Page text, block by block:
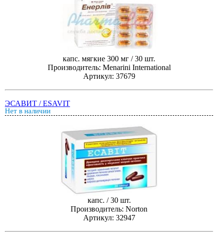
капс. мягкие 300 мг / 30 шт.
Производитель: Menarini International
Артикул: 37679
ЭСАВИТ / ESAVIT
Нет в наличии
капс. / 30 шт.
Производитель: Norton
Артикул: 32947